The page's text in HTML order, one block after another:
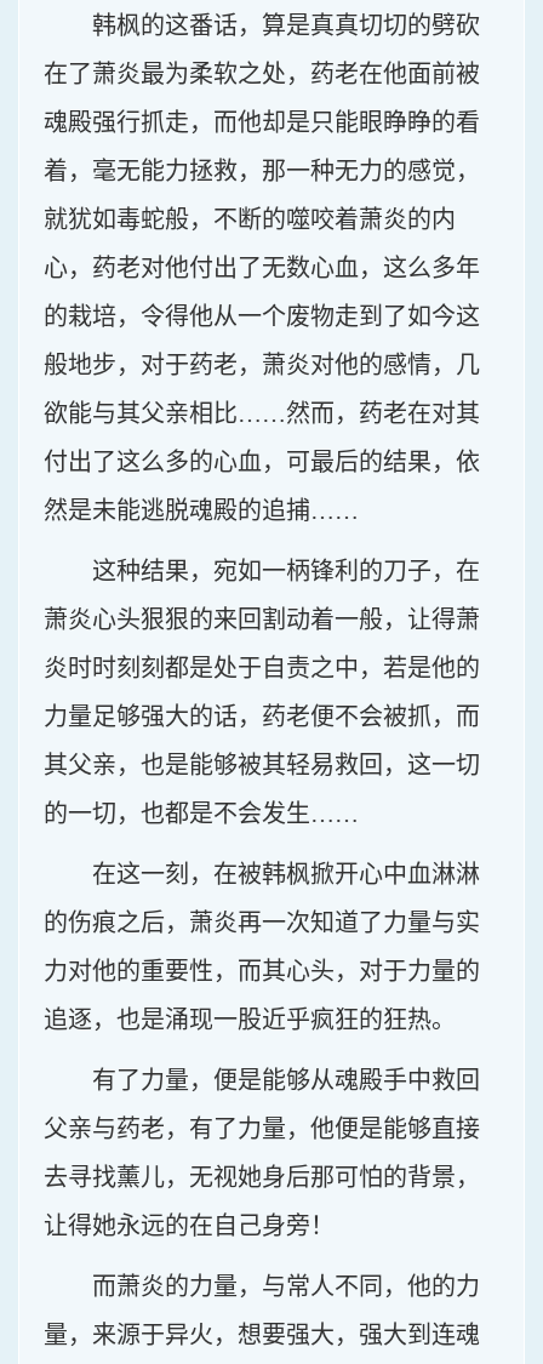
韩枫的这番话，算是真真切切的劈砍
在了萧炎最为柔软之处，药老在他面前被
魂殿强行抓走，而他却是只能眼睁睁的看
着，毫无能力拯救，那一种无力的感觉，
就犹如毒蛇般，不断的噬咬着萧炎的内
心，药老对他付出了无数心血，这么多年
的栽培，令得他从一个废物走到了如今这
般地步，对于药老，萧炎对他的感情，几
欲能与其父亲相比……然而，药老在对其
付出了这么多的心血，可最后的结果，依
然是未能逃脱魂殿的追捕……
这种结果，宛如一柄锋利的刀子，在
萧炎心头狠狠的来回割动着一般，让得萧
炎时时刻刻都是处于自责之中，若是他的
力量足够强大的话，药老便不会被抓，而
其父亲，也是能够被其轻易救回，这一切
的一切，也都是不会发生……
在这一刻，在被韩枫掀开心中血淋淋
的伤痕之后，萧炎再一次知道了力量与实
力对他的重要性，而其心头，对于力量的
追逐，也是涌现一股近乎疯狂的狂热。
有了力量，便是能够从魂殿手中救回
父亲与药老，有了力量，他便是能够直接
去寻找薰儿，无视她身后那可怕的背景，
让得她永远的在自己身旁！
而萧炎的力量，与常人不同，他的力
量，来源于异火，想要强大，强大到连魂